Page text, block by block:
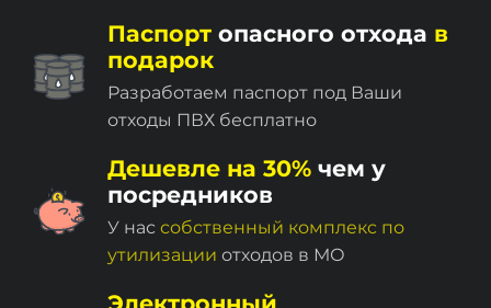
Паспорт опасного отхода в
подарок
Разработаем паспорт под Ваши
отходы ПВХ бесплатно
Дешевле на 30% чем у
посредников
У нас собственный комплекc по
утилизации отходов в МО